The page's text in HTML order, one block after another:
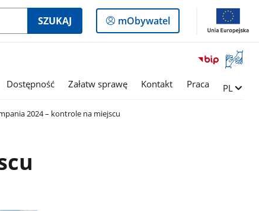
SZUKAJ
Logowanie
do
mObywatel
Otwórz
okno
Dostępność Załatw sprawę Kontakt Praca Zmień
PL
2024 – kontrole na miejscu